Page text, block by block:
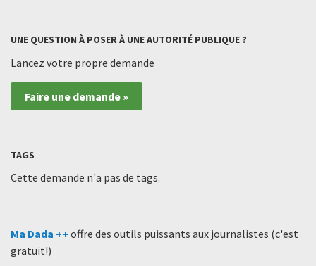
UNE QUESTION À POSER À UNE AUTORITÉ PUBLIQUE ?
Lancez votre propre demande
Faire une demande »
TAGS
Cette demande n'a pas de tags.
Ma Dada ++ offre des outils puissants aux journalistes (c'est
gratuit!)